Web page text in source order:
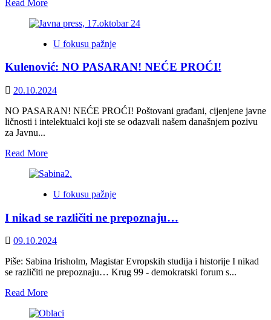
Read More
about
intelektualaca
javnih
u
Schmidt
protiv
U fokusu pažnje
Kulenović: NO PASARAN! NEĆE PROĆI!
20.10.2024
NO PASARAN! NEĆE PROĆI! Poštovani građani, cijenjene javne
ličnosti i intelektualci koji ste se odazvali našem današnjem pozivu
za Javnu...
Read MoreRead
about
NO
NEĆE
U fokusu pažnje
I nikad se različiti ne prepoznaju…
09.10.2024
Piše: Sabina Irisholm, Magistar Evropskih studija i historije I nikad
se različiti ne prepoznaju… Krug 99 - demokratski forum s...
Read MoreRead
about